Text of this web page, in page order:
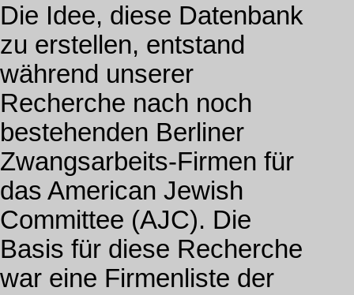
Die Idee, diese Datenbank
zu erstellen, entstand
während unserer
Recherche nach noch
bestehenden Berliner
Zwangsarbeits-Firmen für
das American Jewish
Committee (AJC). Die
Basis für diese Recherche
war eine Firmenliste der